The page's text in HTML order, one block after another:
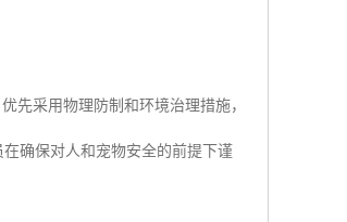
先采用物理防制和环境治理措施，
确保对人和宠物安全的前提下谨